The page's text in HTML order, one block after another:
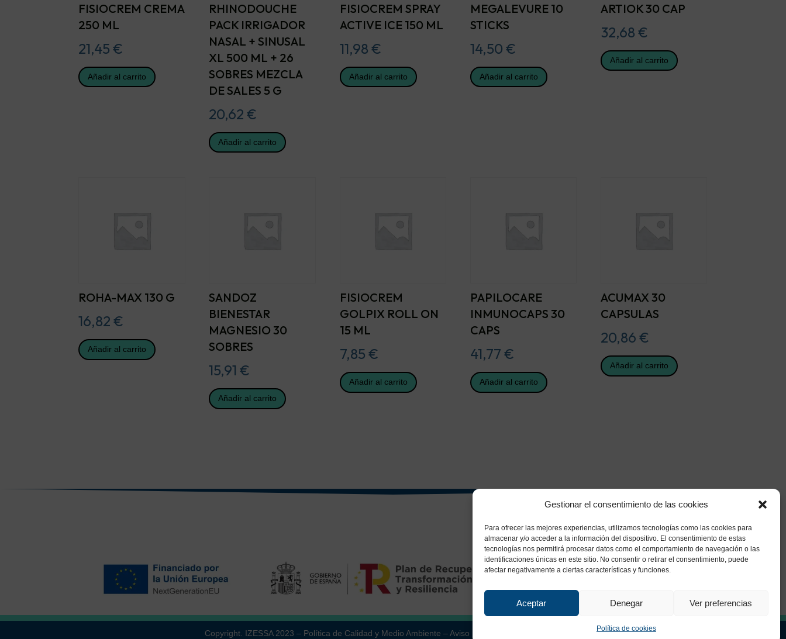
Gestionar el consentimiento de las cookies
Para ofrecer las mejores experiencias, utilizamos tecnologías como las cookies para
almacenar y/o acceder a la información del dispositivo. El consentimiento de estas
tecnologías nos permitirá procesar datos como el comportamiento de navegación o las
identificaciones únicas en este sitio. No consentir o retirar el consentimiento, puede
afectar negativamente a ciertas características y funciones.
Aceptar Denegar Ver preferencias
Política de cookies
FISIOCREM CREMA
250 ML
21,45€
Añadir al carrito
RHINODOUCHE
PACK IRRIGADOR
NASAL + SINUSAL
XL 500 ML + 26
SOBRES MEZCLA
DE SALES 5 G
20,62€
Añadir al carrito
FISIOCREM SPRAY
ACTIVE ICE 150 ML
11,98 €
Añadir al carrito
MEGALEVURE 10
STICKS
14,50 €
Añadir al carrito
ARTIOK 30 CAP
32,68 €
Añadir al carrito
ROHA-MAX 130 G
16,82€
Añadir al carrito
SANDOZ
BIENESTAR
MAGNESIO 30
SOBRES
15,91€
Añadir al carrito
FISIOCREM
GOLPIX ROLL ON
15 ML
7,85 €
Añadir al carrito
PAPILOCARE
INMUNOCAPS 30
CAPS
41,77 €
Añadir al carrito
ACUMAX 30
CAPSULAS
20,86 €
Añadir al carrito
Copyright. IZESSA 2023 – Política de Calidad y Medio Ambiente –Aviso Legal